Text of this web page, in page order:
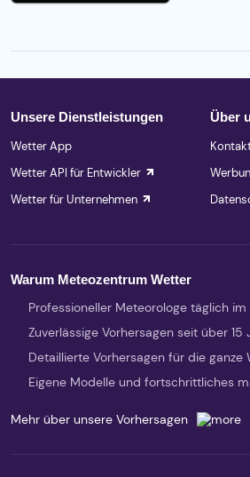
Unsere Dienstleistungen
Wetter App
Wetter API für Entwickler
Wetter für Unternehmen
Über
Warum Meteozentrum Wetter
Professioneller Meteorologe täglich im
Zuverlässige Vorhersagen seit über 15
Detaillierte Vorhersagen für die ganze
Eigene Modelle und fortschrittliches
Mehr über unsere Vorhersagen